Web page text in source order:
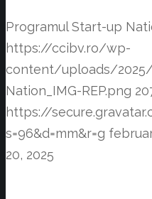
Programul Start-up
https://ccibv.ro/wp-
content/uploads/
Nation_IMG-REP.png
https://
s=96&d=mm&r=g
20, 2025